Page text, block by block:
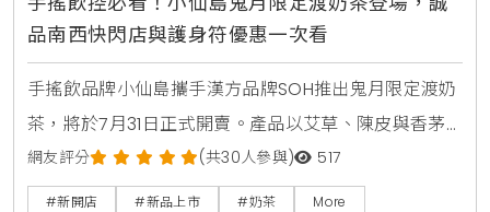
品南西快閃店與護身符優惠一次看
手搖飲品牌小仙島攜手漢方品牌SOH推出鬼月限定渡奶
茶，將於7月31日正式開賣。產品以艾草、陳皮與香茅
等草本食材入茶，帶給讀者清爽去悶的全新風味。同步
登場的還有誠品生活台北南西店快閃店，以及與
網友評分 (共30人參與) 517
#新開店 #新品上市 #奶茶 More